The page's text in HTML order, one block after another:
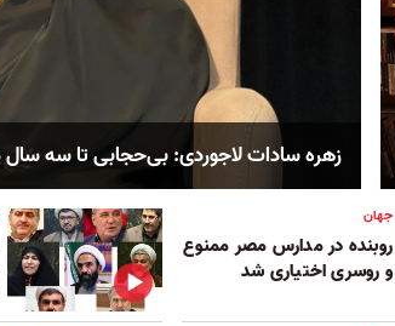
زهره سادات لاجوردی: بی‌حجابی تا سه
جهان
روبنده در مدارس مصر ممنوع
و روسری اختیاری شد